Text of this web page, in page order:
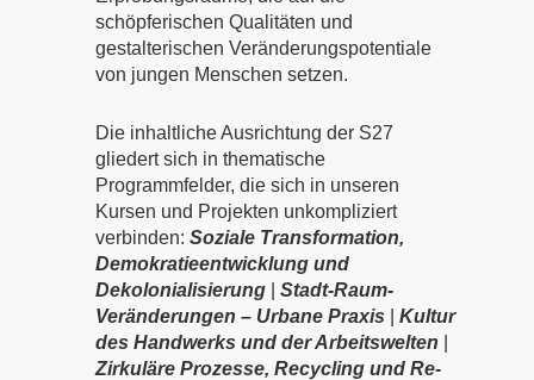
schöpferischen Qualitäten und
gestalterischen Veränderungspotentiale
von jungen Menschen setzen.
Die inhaltliche Ausrichtung der S27
gliedert sich in thematische
Programmfelder, die sich in unseren
Kursen und Projekten unkompliziert
verbinden:Soziale Transformation,
Demokratieentwicklung und
Dekolonialisierung |Stadt-Raum-
Veränderungen – Urbane Praxis |Kultur
des Handwerks und der Arbeitswelten
Zirkuläre Prozesse, Recycling und Re-